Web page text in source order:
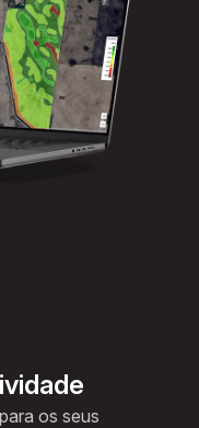
os seus